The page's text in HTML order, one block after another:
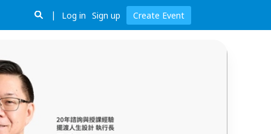
Log in Sign up Create Event